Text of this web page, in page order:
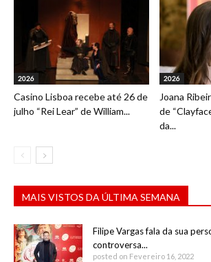
2026
Casino Lisboa recebe até 26 de
julho “Rei Lear” de William...
2026
Joana
de
da...
MAIS VISTOS DA ÚLTIMA SEMANA
Filipe Vargas fala da sua
controversa...
posted on Fevereiro 16, 2022